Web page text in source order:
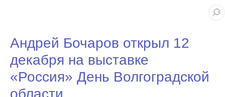
Андрей Бочаров открыл 12
декабря на выставке
«Россия» День Волгоградской
области